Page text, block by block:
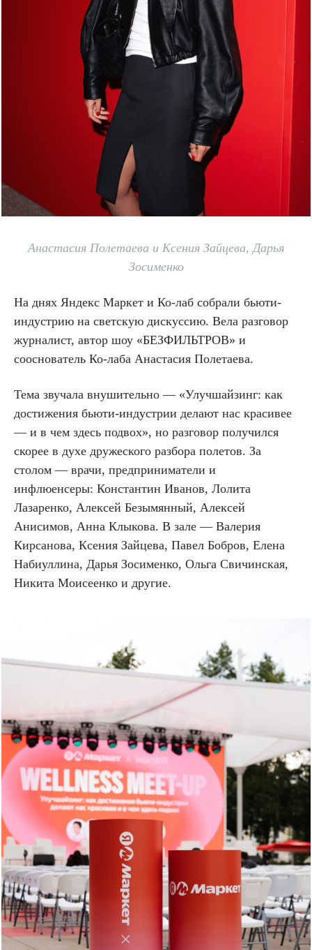
Анастасия Полетаева и Ксения Зайцева, Дарья
Зосименко
На днях Яндекс Маркет и Ко-лаб собрали бьюти-
индустрию на светскую дискуссию. Вела разговор
журналист, автор шоу «БЕЗФИЛЬТРОВ» и
сооснователь Ко-лаба Анастасия Полетаева.
Тема звучала внушительно — «Улучшайзинг: как
достижения бьюти-индустрии делают нас красивее
— и в чем здесь подвох», но разговор получился
скорее в духе дружеского разбора полетов. За
столом — врачи, предприниматели и
инфлюенсеры: Константин Иванов, Лолита
Лазаренко, Алексей Безымянный, Алексей
Анисимов, Анна Клыкова. В зале — Валерия
Кирсанова, Ксения Зайцева, Павел Бобров, Елена
Набиуллина, Дарья Зосименко, Ольга Свичинская,
Никита Моисеенко и другие.